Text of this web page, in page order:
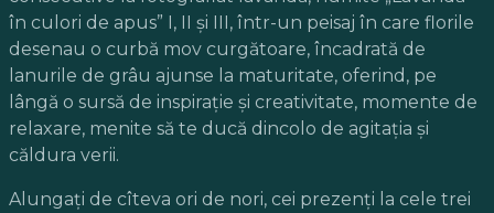
în culori de apus” I, II și III, într-un peisaj în care florile
desenau o curbă mov curgătoare, încadrată de
lanurile de grâu ajunse la maturitate, oferind, pe
lângă o sursă de inspirație și creativitate, momente de
relaxare, menite să te ducă dincolo de agitația și
căldura verii.
Alungați de cîteva ori de nori, cei prezenți la cele trei